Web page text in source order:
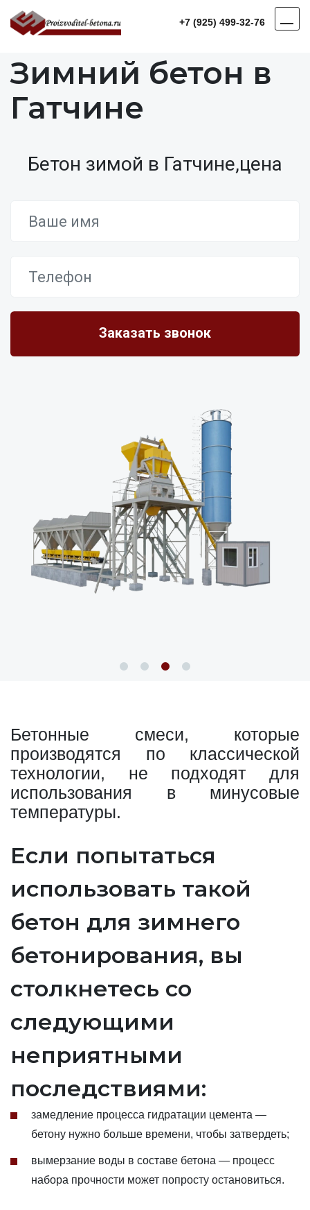
+7 (925) 499-32-76
Зимний бетон в
Гатчине
Бетон зимой в Гатчине,цена
Бетонные смеси, которые
производятся по классической
технологии, не подходят для
использования в минусовые
температуры.
Если попытаться
использовать такой
бетон для зимнего
бетонирования, вы
столкнетесь со
следующими
неприятными
последствиями:
замедление процесса гидратации цемента —
бетону нужно больше времени, чтобы затвердеть;
вымерзание воды в составе бетона — процесс
набора прочности может попросту остановиться.